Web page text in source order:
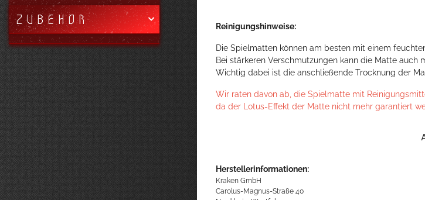
Reinigungshinweise:
Die Spielmatten können am besten mit einem
Bei stärkeren Verschmutzungen kann die Matte
Wichtig dabei ist die anschließende Trocknung der
Wir raten davon ab, die Spielmatte mit
da der Lotus-Effekt der Matte nicht mehr garantiert
Herstellerinformationen:
Kraken GmbH
Carolus-Magnus-Straße 40
ZUBEHÖR